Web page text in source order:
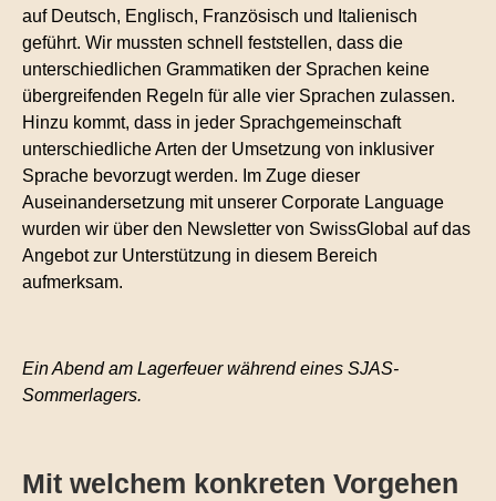
auf Deutsch, Englisch, Französisch und Italienisch
geführt. Wir mussten schnell feststellen, dass die
unterschiedlichen Grammatiken der Sprachen keine
übergreifenden Regeln für alle vier Sprachen zulassen.
Hinzu kommt, dass in jeder Sprachgemeinschaft
unterschiedliche Arten der Umsetzung von inklusiver
Sprache bevorzugt werden. Im Zuge dieser
Auseinandersetzung mit unserer Corporate Language
wurden wir über den Newsletter von SwissGlobal auf das
Angebot zur Unterstützung in diesem Bereich
aufmerksam.
Ein Abend am Lagerfeuer während eines SJAS-
Sommerlagers.
Mit welchem konkreten Vorgehen